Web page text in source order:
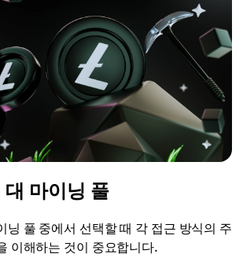
마이닝 풀
닝 풀 중에서 선택할 때 각 접근 방식의 주
이해하는 것이 중요합니다.